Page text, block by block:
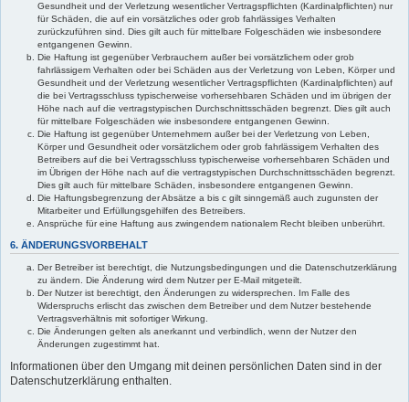
Gesundheit und der Verletzung wesentlicher Vertragspflichten (Kardinalpflichten) nur
für Schäden, die auf ein vorsätzliches oder grob fahrlässiges Verhalten
zurückzuführen sind. Dies gilt auch für mittelbare Folgeschäden wie insbesondere
entgangenen Gewinn.
Die Haftung ist gegenüber Verbrauchern außer bei vorsätzlichem oder grob
fahrlässigem Verhalten oder bei Schäden aus der Verletzung von Leben, Körper und
Gesundheit und der Verletzung wesentlicher Vertragspflichten (Kardinalpflichten) auf
die bei Vertragsschluss typischerweise vorhersehbaren Schäden und im übrigen der
Höhe nach auf die vertragstypischen Durchschnittsschäden begrenzt. Dies gilt auch
für mittelbare Folgeschäden wie insbesondere entgangenen Gewinn.
Die Haftung ist gegenüber Unternehmern außer bei der Verletzung von Leben,
Körper und Gesundheit oder vorsätzlichem oder grob fahrlässigem Verhalten des
Betreibers auf die bei Vertragsschluss typischerweise vorhersehbaren Schäden und
im Übrigen der Höhe nach auf die vertragstypischen Durchschnittsschäden begrenzt.
Dies gilt auch für mittelbare Schäden, insbesondere entgangenen Gewinn.
Die Haftungsbegrenzung der Absätze a bis c gilt sinngemäß auch zugunsten der
Mitarbeiter und Erfüllungsgehilfen des Betreibers.
Ansprüche für eine Haftung aus zwingendem nationalem Recht bleiben unberührt.
6. ÄNDERUNGSVORBEHALT
Der Betreiber ist berechtigt, die Nutzungsbedingungen und die Datenschutzerklärung
zu ändern. Die Änderung wird dem Nutzer per E-Mail mitgeteilt.
Der Nutzer ist berechtigt, den Änderungen zu widersprechen. Im Falle des
Widerspruchs erlischt das zwischen dem Betreiber und dem Nutzer bestehende
Vertragsverhältnis mit sofortiger Wirkung.
Die Änderungen gelten als anerkannt und verbindlich, wenn der Nutzer den
Änderungen zugestimmt hat.
Informationen über den Umgang mit deinen persönlichen Daten sind in der
Datenschutzerklärung enthalten.